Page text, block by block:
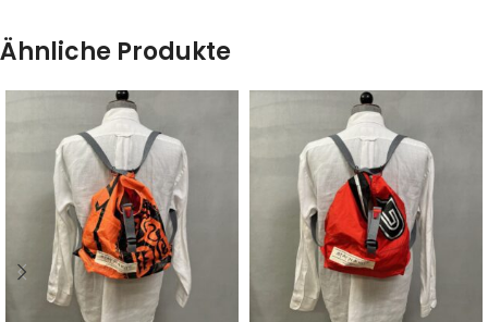
Ähnliche Produkte